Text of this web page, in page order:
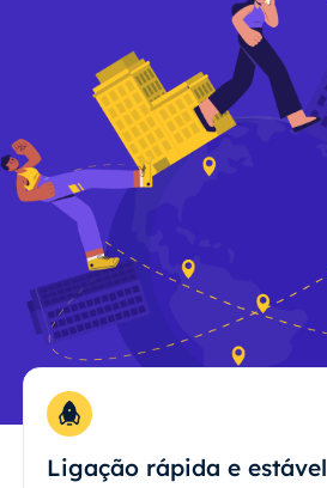
Ligação rápida e estável